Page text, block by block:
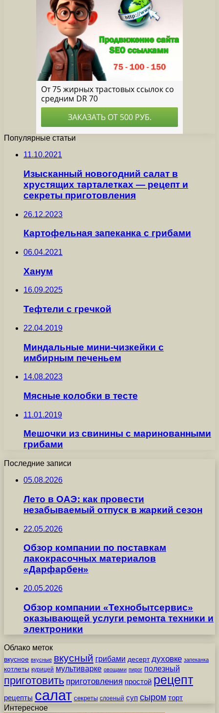
Популярные статьи
11.10.2021
Изысканный новогодний салат в
хрустящих тарталетках — рецепт и
секреты приготовления
26.12.2023
Картофельная запеканка с грибами
06.04.2021
Ханум
16.09.2025
Тефтели с гречкой
22.04.2019
Миндальные мини-чизкейки с
имбирным печеньем
14.08.2023
Мясные колобки в тесте
11.01.2019
Мешочки из свинины с маринованными
грибами
Последние записи
05.08.2026
Лето в ОАЭ: как провести
незабываемый отпуск в жаркий сезон
22.05.2026
Обзор компании по поставкам
лакокрасочных материалов
«Дарфарбен»
20.05.2026
Обзор компании «Технобытсервис»
оказывающей услуги ремонта техники и
электроники
Облако меток
вкусное вкусные вкусный грибами десерт духовке запеканка
котлеты курицей мультиварке овощами пирог полезный
приготовить приготовления простой рецепт
рецепты салат секреты слоеный суп сыром торт
Интересное